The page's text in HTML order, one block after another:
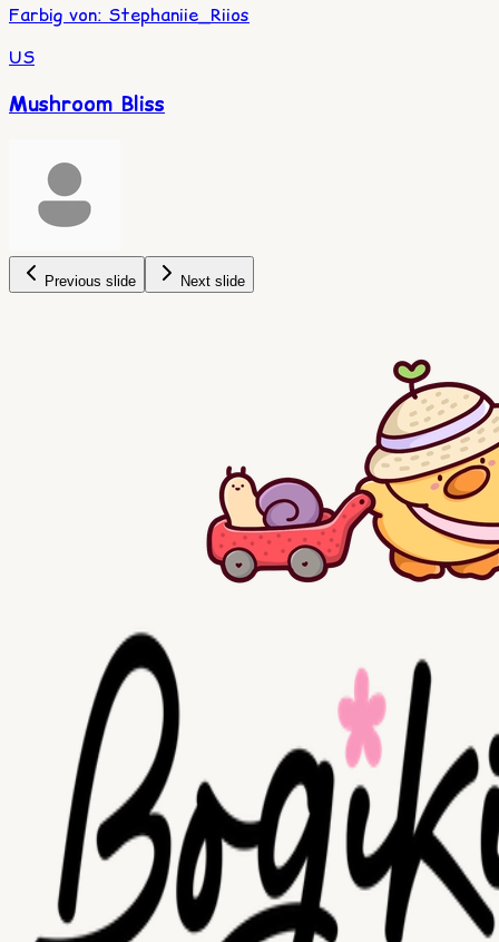
Farbig von: Stephaniie_Riios
US
Mushroom Bliss
Previous slide Next slide